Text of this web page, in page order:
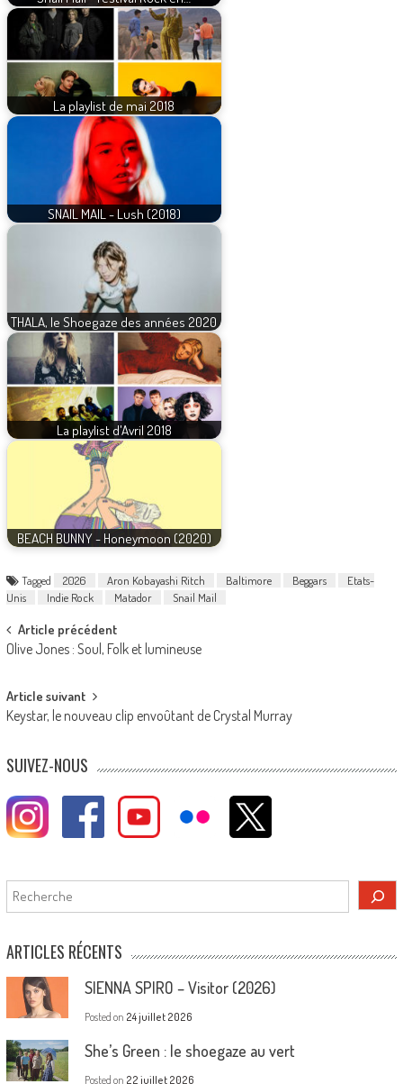
La playlist de mai 2018
SNAIL MAIL - Lush (2018)
THALA, le Shoegaze des années 2020
La playlist d'Avril 2018
BEACH BUNNY - Honeymoon (2020)
Tagged 2026 Aron Kobayashi Ritch Baltimore Beggars
Etats-
Unis
Indie Rock Matador Snail Mail
Post
navigation
Article précédent
Olive Jones : Soul, Folk et lumineuse
Article suivant
Keystar, le nouveau clip envoûtant de Crystal Murray
SUIVEZ-NOUS
Rechercher
ARTICLES RÉCENTS
SIENNA SPIRO – Visitor (2026)
Posted on 24 juillet 2026
She’s Green : le shoegaze au vert
Posted on 22 juillet 2026